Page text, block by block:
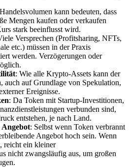
kann bedeuten, dass
Mengen kaufen oder verkaufen
stark beeinflusst wird.
Versprechen (Profitsharing, NFTs,
etc.) müssen in der Praxis
werden. Verzögerungen oder
: Wie alle Krypto-Assets kann der
auch auf Grundlage von Spekulation,
Ereignisse.
: Da Token mit Startup-Investitionen,
verbunden sind,
entstehen, je nach Land.
: Selbst wenn Token verbrannt
Angebot hoch sein. Wenn
reicht ein kleiner
nicht zwangsläufig aus, um großen